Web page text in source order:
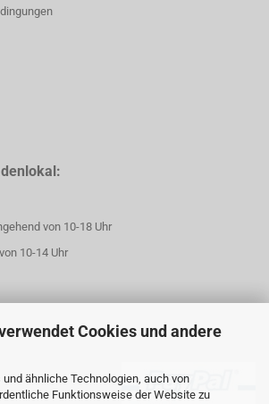
Cookies und andere
ähnliche Technologien, auch von
Funktionsweise der Website zu
von 10-18 Uhr
10-14 Uhr